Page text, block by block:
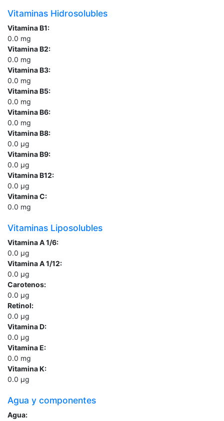
Vitaminas Hidrosolubles
Vitamina B1:
0.0 mg
Vitamina B2:
0.0 mg
Vitamina B3:
0.0 mg
Vitamina B5:
0.0 mg
Vitamina B6:
0.0 mg
Vitamina B8:
0.0 µg
Vitamina B9:
0.0 µg
Vitamina B12:
0.0 µg
Vitamina C:
0.0 mg
Vitaminas Liposolubles
Vitamina A 1/6:
0.0 µg
Vitamina A 1/12:
0.0 µg
Carotenos:
0.0 µg
Retinol:
0.0 µg
Vitamina D:
0.0 µg
Vitamina E:
0.0 mg
Vitamina K:
0.0 µg
Agua y componentes
Agua: